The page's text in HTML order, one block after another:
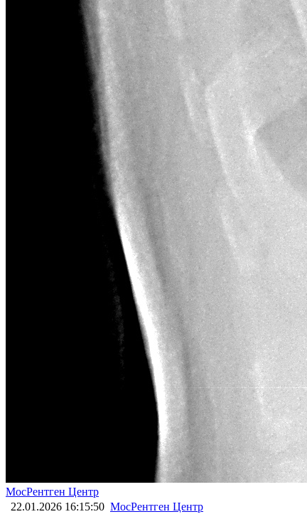
МосРентген Центр
22.01.2026 16:15:50 МосРентген Центр